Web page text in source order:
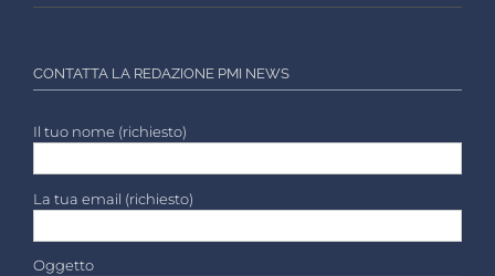
CONTATTA LA REDAZIONE PMI NEWS
Il tuo nome (richiesto)
La tua email (richiesto)
Oggetto